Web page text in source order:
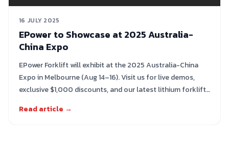
16 JULY 2025
EPower to Showcase at 2025 Australia-
China Expo
EPower Forklift will exhibit at the 2025 Australia-China
Expo in Melbourne (Aug 14–16). Visit us for live demos,
exclusive $1,000 discounts, and our latest lithium forklift
Read article →